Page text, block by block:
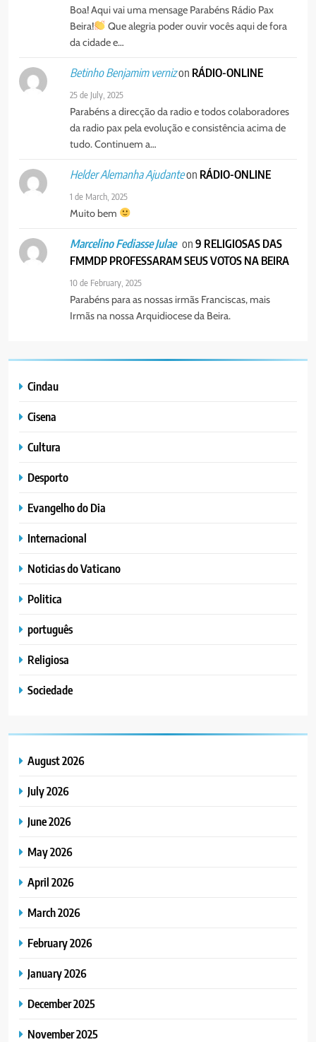
MERCADO DE INHAMÍZUA:
TRANSFERÊNCIA DOS
VENDEDORES FOI ACEITE, MAS
SURGIRAM RESISTÊNCIAS PELO
CAMINHO
PORTUGUÊS SOCIEDADE
PAX NOTICIAS EDIÇÃO 28 DE
JUNHO DE 2026
PORTUGUÊS
Boa! Aqui vai uma mensage Parabéns Rádio Pax
Beira!
Que alegria poder ouvir vocês aqui de fora
da cidade e…
Betinho Benjamim vernizon RÁDIO-ONLINE
25 de July, 2025
Parabéns a direcção da radio e todos colaboradores
da radio pax pela evolução e consistência acima de
tudo. Continuem a…
Helder Alemanha Ajudanteon RÁDIO-ONLINE
1 de March, 2025
Muito bem
Marcelino Fediasse Julae on9 RELIGIOSAS DAS
FMMDP PROFESSARAM SEUS VOTOS NA BEIRA
10 de February, 2025
Parabéns para as nossas irmãs Franciscas, mais
Irmãs na nossa Arquidiocese da Beira.
Cindau
Cisena
Cultura
Desporto
Evangelho do Dia
Internacional
Noticias do Vaticano
Politica
português
Religiosa
Sociedade
August 2026
July 2026
June 2026
May 2026
April 2026
March 2026
February 2026
January 2026
December 2025
November 2025